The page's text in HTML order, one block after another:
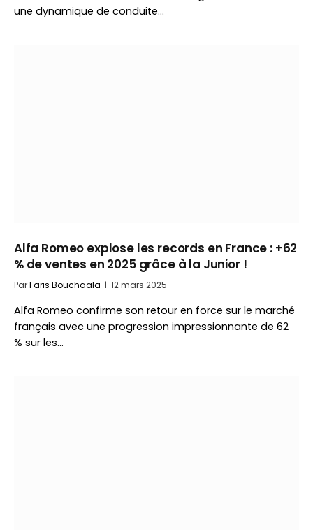
une dynamique de conduite…
Alfa Romeo explose les records en France : +62
% de ventes en 2025 grâce à la Junior !
ParFaris Bouchaala 12 mars 2025
Alfa Romeo confirme son retour en force sur le marché
français avec une progression impressionnante de 62
% sur les…